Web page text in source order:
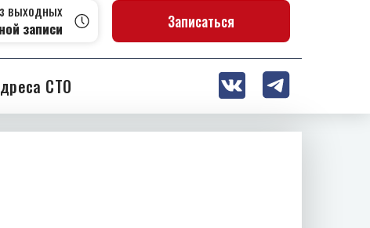
выходных
записи
Записаться
СТО